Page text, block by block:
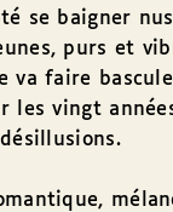
se baigner
purs et
va faire
les vingt